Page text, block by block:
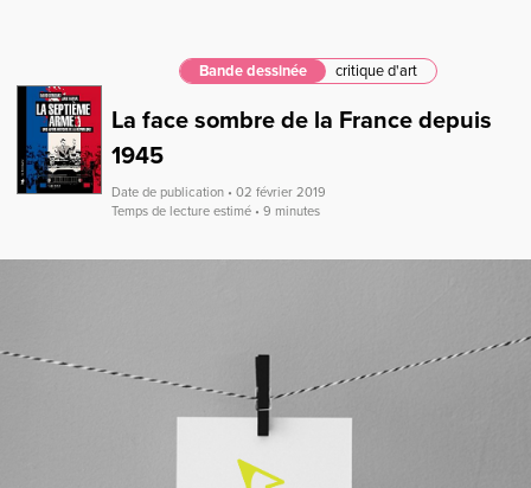
Bande dessinée critique d'art
La face sombre de la France depuis
1945
Date de publication • 02 février 2019
Temps de lecture estimé • 9 minutes